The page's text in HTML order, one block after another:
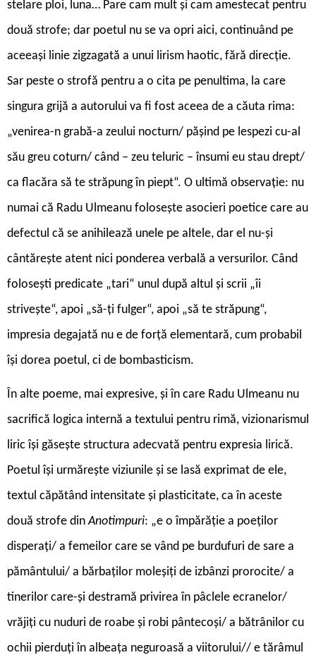
stelare ploi, luna… Pare cam mult și cam amestecat pentru
două strofe; dar poetul nu se va opri aici, continuând pe
aceeași linie zigzagată a unui lirism haotic, fără direcție.
Sar peste o strofă pentru a o cita pe penultima, la care
singura grijă a autorului va fi fost aceea de a căuta rima:
„venirea-n grabă-a zeului nocturn/ pășind pe lespezi cu-al
său greu coturn/ când – zeu teluric – însumi eu stau drept/
ca flacăra să te străpung în piept“. O ultimă observație: nu
numai că Radu Ulmeanu folosește asocieri poetice care au
defectul că se anihilează unele pe altele, dar el nu-și
cântărește atent nici ponderea verbală a versurilor. Când
folosești predicate „tari“ unul după altul și scrii „îi
strivește“, apoi „să-ți fulger“, apoi „să te străpung“,
impresia degajată nu e de forță elementară, cum probabil
își dorea poetul, ci de bombasticism.
În alte poeme, mai expresive, și în care Radu Ulmeanu nu
sacrifică logica internă a textului pentru rimă, vizionarismul
liric își găsește structura adecvată pentru expresia lirică.
Poetul își urmărește viziunile și se lasă exprimat de ele,
textul căpătând intensitate și plasticitate, ca în aceste
două strofe dinAnotimpuri: „e o împărăție a poeților
disperați/ a femeilor care se vând pe burdufuri de sare a
pământului/ a bărbaților moleșiți de izbânzi prorocite/ a
tinerilor care-și destramă privirea în pâclele ecranelor/
vrăjiți cu nuduri de roabe și robi pântecoși/ a bătrânilor cu
ochii pierduți în albeața neguroasă a viitorului// e tărâmul